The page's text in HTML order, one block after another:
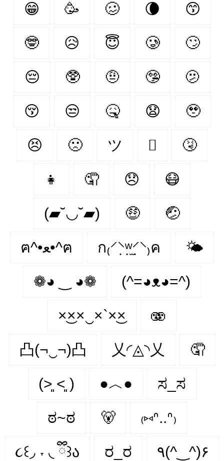
😁 🥳 🥴 🌘 😙
🤓 😥 😇 🥲 🙄
😔 🥸 🤨 🤥 🫤
😚 😒 🤒 😧 🥹
😣 🙁 ツ 🫩 🤧
👧 🤦‍ 😞 😷
(▰˘◡˘▰) 🤑 🤕
ฅ^•ﻌ•^ฅ ก₍⸍⸌̣ʷ̣̫⸍̣⸌₎ค 🌤
❁◕ ‿ ◕❁ (^=◕ᴥ◕=^)
×͜××‿×`×͜× 🫨
凸(¬‿¬)凸 乂◜◬◝乂 🤦
(˃͈ ˂͈ ) ●︿● ಸ_ಸ
ಠ~ಠ 🐻 ₍⑅ᐢ..ᐢ₎
૮꒰◞ ˕ ◟ ྀི꒱ა ರ_ರ ٩(^‿^)۶